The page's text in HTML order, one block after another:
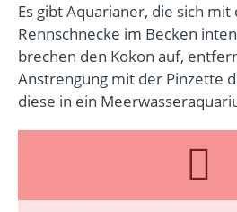
Es gibt Aquarianer, die sich
Rennschnecke im Becken
brechen den Kokon auf,
Anstrengung mit der Pinzette
diese in ein